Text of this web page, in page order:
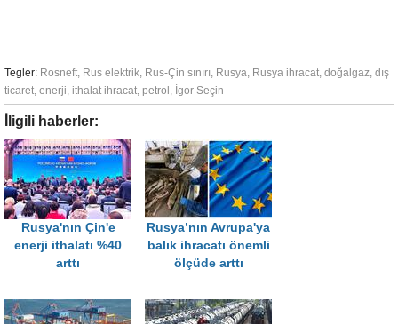
Tegler: Rosneft, Rus elektrik, Rus-Çin sınırı, Rusya, Rusya ihracat, doğalgaz, dış
ticaret, enerji, ithalat ihracat, petrol , İgor Seçin
İligili haberler:
Rusya'nın Çin'e
enerji ithalatı %40
arttı
Rusya’nın Avrupa'ya
balık ihracatı önemli
ölçüde arttı